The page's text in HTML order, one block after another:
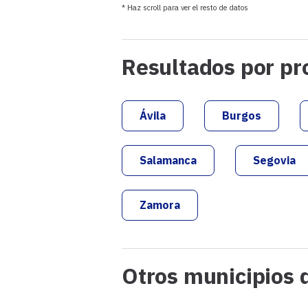
PACMA
PCAS-TC-RECORTES CERO
* Haz scroll para ver el resto de datos
Resultados por
Ávila Burgos
Salamanca Segovia
Zamora
Otros municipios